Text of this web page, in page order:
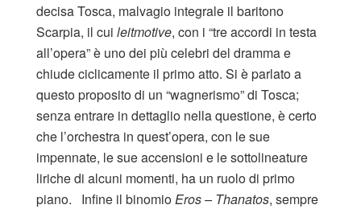
decisa Tosca, malvagio integrale il baritono
Scarpia, il cui leitmotive, con i “tre accordi in testa
all’opera” è uno dei più celebri del dramma e
chiude ciclicamente il primo atto. Si è parlato a
questo proposito di un “wagnerismo” di Tosca;
senza entrare in dettaglio nella questione, è certo
che l’orchestra in quest’opera, con le sue
impennate, le sue accensioni e le sottolineature
liriche di alcuni momenti, ha un ruolo di primo
piano. Infine il binomioEros – Thanatos, sempre